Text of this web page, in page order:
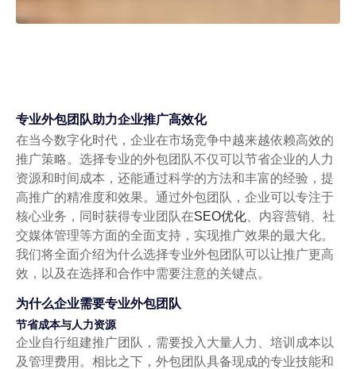
专业外包团队助力企业推广高效化
在当今数字化时代，企业在市场竞争中越来越依赖高效的
推广策略。选择专业的外包团队不仅可以节省企业的人力
资源和时间成本，还能通过科学的方法和丰富的经验，提
高推广的精准度和效果。通过外包团队，企业可以专注于
核心业务，同时获得专业团队在SEO优化、内容营销、社
交媒体管理等方面的全面支持，实现推广效果的最大化。
我们将全面介绍为什么选择专业外包团队可以让推广更高
效，以及在选择和合作中需要注意的关键点。
为什么企业需要专业外包团队
节省成本与人力资源
企业自行组建推广团队，需要投入大量人力、培训成本以
及管理费用。相比之下，外包团队具备现成的专业技能和